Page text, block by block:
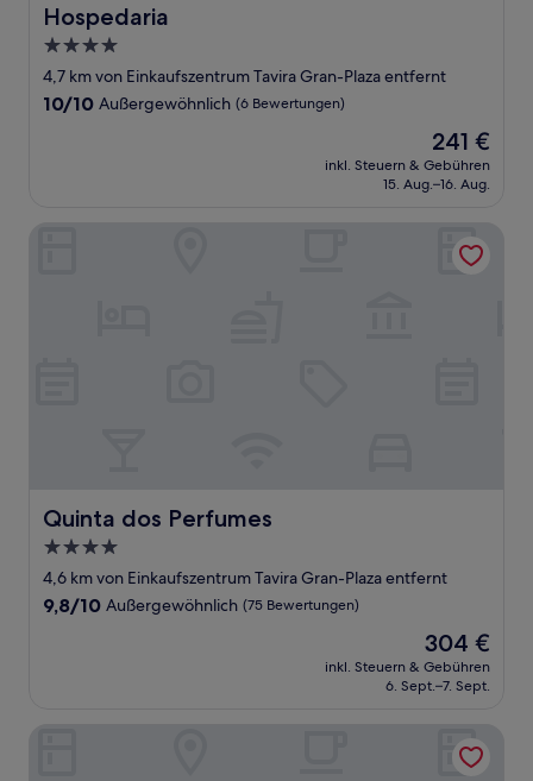
Hospedaria
Hospedaria
4.0-
Sterne-
Unterkunft
4,7 km von Einkaufszentrum Tavira Gran-Plaza entfernt
10.0
10/10 Außergewöhnlich (6 Bewertungen)
Der
Preis
beträgt
241 €
inkl. Steuern & Gebühren
15. Aug.–16. Aug.
Quinta dos Perfumes
Quinta dos Perfumes
4.0-
Sterne-
Unterkunft
4,6 km von Einkaufszentrum Tavira Gran-Plaza entfernt
9.8
9,8/10 Außergewöhnlich (75 Bewertungen)
Der
Preis
beträgt
304 €
inkl. Steuern & Gebühren
6. Sept.–7. Sept.